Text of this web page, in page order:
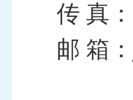
传 真：
邮 箱：